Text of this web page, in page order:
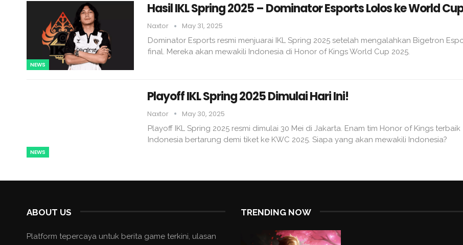
NEWS
Hasil IKL Spring 2025 – Dominator Esports Lolos ke World
Naxtor May 31, 2025
Dominator Esports resmi menjuarai IKL Spring 2025 setelah mengalahkan Bigetron
final. Mereka akan mewakili Indonesia di Honor of Kings World Cup 2025.
NEWS
Playoff IKL Spring 2025 Dimulai Hari Ini!
Naxtor May 30, 2025
Playoff IKL Spring 2025 resmi dimulai 30 Mei di Jakarta. Enam tim Honor of Kings terbaik
Indonesia bertarung demi tiket ke KWC 2025. Siapa yang akan mewakili Indonesia?
ABOUT US
Platform tepercaya untuk berita game terkini, ulasan
TRENDING NOW